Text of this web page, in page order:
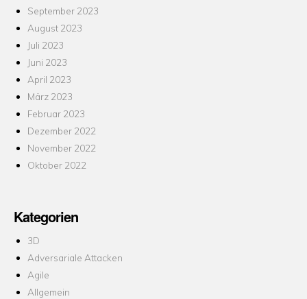
September 2023
August 2023
Juli 2023
Juni 2023
April 2023
März 2023
Februar 2023
Dezember 2022
November 2022
Oktober 2022
Kategorien
3D
Adversariale Attacken
Agile
Allgemein